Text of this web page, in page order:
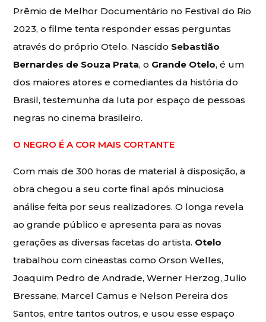
Prêmio de Melhor Documentário no Festival do Rio
2023, o filme tenta responder essas perguntas
através do próprio Otelo. Nascido Sebastião
Bernardes de Souza Prata, o Grande Otelo, é um
dos maiores atores e comediantes da história do
Brasil, testemunha da luta por espaço de pessoas
negras no cinema brasileiro.
O NEGRO É A COR MAIS CORTANTE
Com mais de 300 horas de material à disposição, a
obra chegou a seu corte final após minuciosa
análise feita por seus realizadores. O longa revela
ao grande público e apresenta para as novas
gerações as diversas facetas do artista. Otelo
trabalhou com cineastas como Orson Welles,
Joaquim Pedro de Andrade, Werner Herzog, Julio
Bressane, Marcel Camus e Nelson Pereira dos
Santos, entre tantos outros, e usou esse espaço